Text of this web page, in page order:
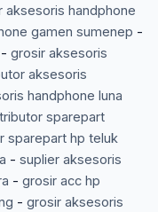
aksesoris handphone
gamen sumenep -
- grosir aksesoris
aksesoris
handphone luna
sparepart
sparepart hp teluk
- suplier aksesoris
- grosir acc hp
- grosir aksesoris